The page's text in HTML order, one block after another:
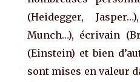
(Heidegger,
Munch…), écrivain
(Einstein) et bien
sont mises en valeur